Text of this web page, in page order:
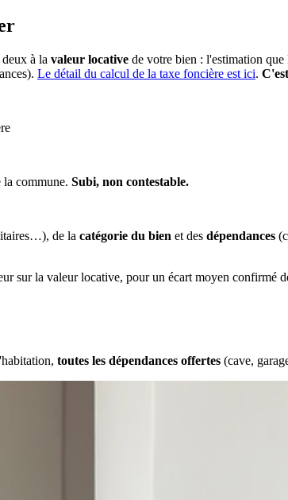
à la valeur locative de votre bien : l'estimation
Le détail du calcul de la taxe foncière est ici.
la commune. Subi, non contestable.
de la catégorie du bien et des dépendances
sur la valeur locative, pour un écart moyen confirmé
toutes les dépendances offertes (cave,